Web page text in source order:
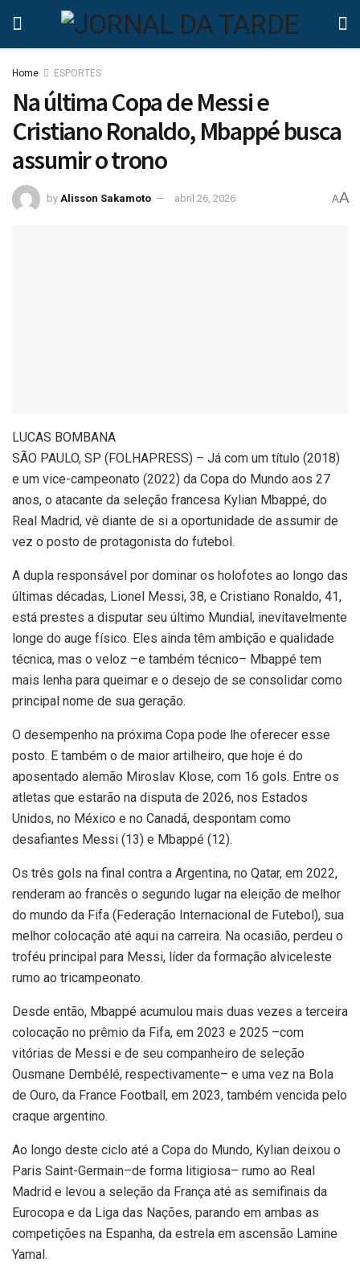
Home ESPORTES
Na última Copa de Messi e
Cristiano Ronaldo, Mbappé busca
assumir o trono
by Alisson Sakamoto abril 26, 2026 AA
LUCAS BOMBANA
SÃO PAULO, SP (FOLHAPRESS) – Já com um título (2018)
e um vice-campeonato (2022) da Copa do Mundo aos 27
anos, o atacante da seleção francesa Kylian Mbappé, do
Real Madrid, vê diante de si a oportunidade de assumir de
vez o posto de protagonista do futebol.
A dupla responsável por dominar os holofotes ao longo das
últimas décadas, Lionel Messi, 38, e Cristiano Ronaldo, 41,
está prestes a disputar seu último Mundial, inevitavelmente
longe do auge físico. Eles ainda têm ambição e qualidade
técnica, mas o veloz –e também técnico– Mbappé tem
mais lenha para queimar e o desejo de se consolidar como
principal nome de sua geração.
O desempenho na próxima Copa pode lhe oferecer esse
posto. E também o de maior artilheiro, que hoje é do
aposentado alemão Miroslav Klose, com 16 gols. Entre os
atletas que estarão na disputa de 2026, nos Estados
Unidos, no México e no Canadá, despontam como
desafiantes Messi (13) e Mbappé (12).
Os três gols na final contra a Argentina, no Qatar, em 2022,
renderam ao francês o segundo lugar na eleição de melhor
do mundo da Fifa (Federação Internacional de Futebol), sua
melhor colocação até aqui na carreira. Na ocasião, perdeu o
troféu principal para Messi, líder da formação alviceleste
rumo ao tricampeonato.
Desde então, Mbappé acumulou mais duas vezes a terceira
colocação no prêmio da Fifa, em 2023 e 2025 –com
vitórias de Messi e de seu companheiro de seleção
Ousmane Dembélé, respectivamente– e uma vez na Bola
de Ouro, da France Football, em 2023, também vencida pelo
craque argentino.
Ao longo deste ciclo até a Copa do Mundo, Kylian deixou o
Paris Saint-Germain–de forma litigiosa– rumo ao Real
Madrid e levou a seleção da França até as semifinais da
Eurocopa e da Liga das Nações, parando em ambas as
competições na Espanha, da estrela em ascensão Lamine
Yamal.